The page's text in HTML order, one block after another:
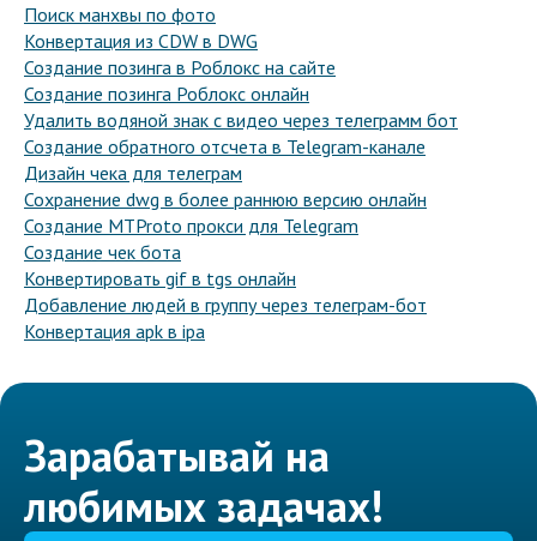
Поиск манхвы по фото
Конвертация из CDW в DWG
Создание позинга в Роблокс на сайте
Создание позинга Роблокс онлайн
Удалить водяной знак с видео через телеграмм бот
Создание обратного отсчета в Telegram-канале
Дизайн чека для телеграм
Сохранение dwg в более раннюю версию онлайн
Создание MTProto прокси для Telegram
Создание чек бота
Конвертировать gif в tgs онлайн
Добавление людей в группу через телеграм-бот
Конвертация apk в ipa
Зарабатывай на
любимых задачах!